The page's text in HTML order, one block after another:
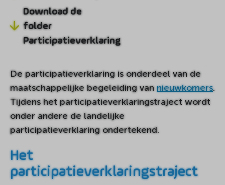
Download de
folder
Participatieverklaring
De participatieverklaring is onderdeel van de
maatschappelijke begeleiding vannieuwkomers.
Tijdens het participatieverklaringstraject wordt
onder andere de landelijke
participatieverklaring ondertekend.
Het
participatieverklaringstraject